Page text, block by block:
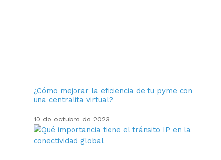
¿Cómo mejorar la eficiencia de tu pyme con
una centralita virtual?
10 de octubre de 2023